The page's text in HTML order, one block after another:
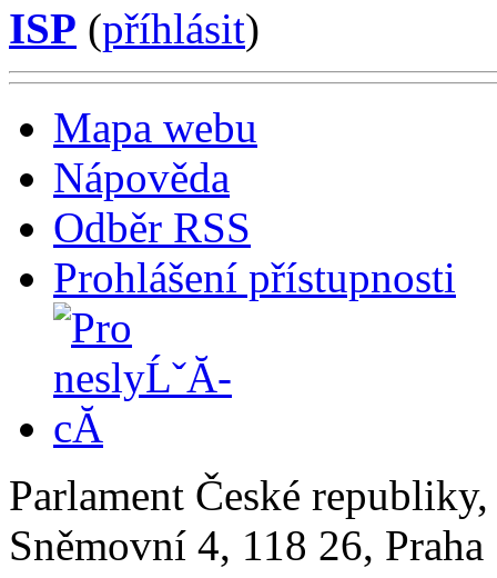
ISP (příhlásit)
Mapa webu
Nápověda
Odběr RSS
Prohlášení přístupnosti
Parlament České
Sněmovní 4, 118 26,